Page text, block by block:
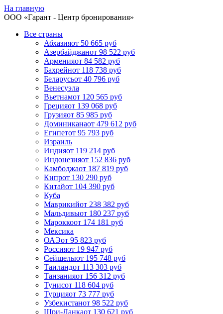
На главную
ООО «Гарант - Центр бронирования»
Все страны
Абхазияот 50 665 руб
Азербайджанот 98 522 руб
Арменияот 84 582 руб
Бахрейнот 118 738 руб
Беларусьот 40 796 руб
Венесуэла
Вьетнамот 120 565 руб
Грецияот 139 068 руб
Грузияот 85 985 руб
Доминиканаот 479 612 руб
Египетот 95 793 руб
Израиль
Индияот 119 214 руб
Индонезияот 152 836 руб
Камбоджаот 187 819 руб
Кипрот 130 290 руб
Китайот 104 390 руб
Куба
Маврикийот 238 382 руб
Мальдивыот 180 237 руб
Мароккоот 174 181 руб
Мексика
ОАЭот 95 823 руб
Россияот 19 947 руб
Сейшелыот 195 748 руб
Таиландот 113 303 руб
Танзанияот 156 312 руб
Тунисот 118 604 руб
Турцияот 73 777 руб
Узбекистанот 98 522 руб
Шри-Ланкаот 130 621 руб